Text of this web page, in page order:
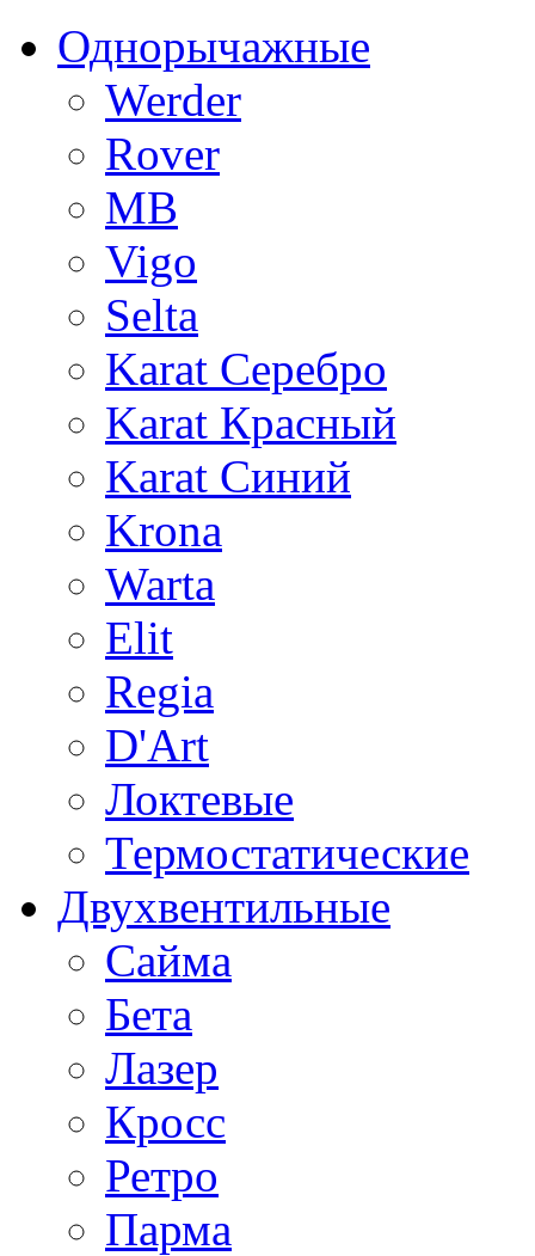
Однорычажные
Werder
Rover
MB
Vigo
Selta
Karat Серебро
Karat Красный
Karat Синий
Krona
Warta
Elit
Regia
D'Art
Локтевые
Термостатические
Двухвентильные
Сайма
Бета
Лазер
Кросс
Ретро
Парма